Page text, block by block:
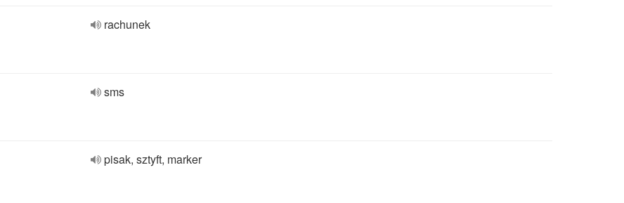
rachunek
sms
pisak, sztyft, marker